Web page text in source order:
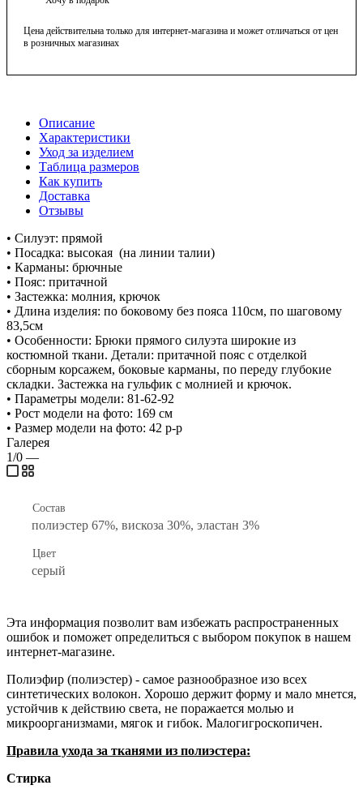
Цена действительна только для интернет-магазина и может отличаться от цен
в розничных магазинах
Описание
Характеристики
Уход за изделием
Таблица размеров
Как купить
Доставка
Отзывы
• Силуэт: прямой
• Посадка: высокая (на линии талии)
• Карманы: брючные
• Пояс: притачной
• Застежка: молния, крючок
• Длина изделия: по боковому без пояса 110см, по шаговому
83,5см
• Особенности: Брюки прямого силуэта широкие из
костюмной ткани. Детали: притачной пояс с отделкой
сборным корсажем, боковые карманы, по переду глубокие
складки. Застежка на гульфик с молнией и крючок.
• Параметры модели: 81-62-92
• Рост модели на фото: 169 см
• Размер модели на фото: 42 р-р
Галерея
1/0 —
Состав
полиэстер 67%, вискоза 30%, эластан 3%
Цвет
серый
Эта информация позволит вам избежать распространенных
ошибок и поможет определиться с выбором покупок в нашем
интернет-магазине.
Полиэфир (полиэстер) - самое разнообразное изо всех
синтетических волокон. Хорошо держит форму и мало мнется,
устойчив к действию света, не поражается молью и
микроорганизмами, мягок и гибок. Малогигроскопичен.
Правила ухода за тканями из полиэстера:
Стирка